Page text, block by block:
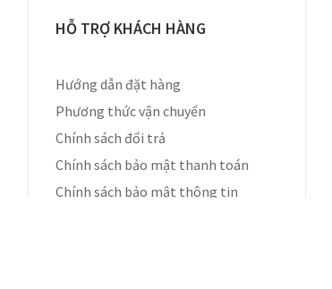
HỖ TRỢ KHÁCH HÀNG
Hướng dẫn đặt hàng
Phương thức vận chuyển
Chính sách đổi trả
Chính sách bảo mật thanh toán
Chính sách bảo mật thông tin